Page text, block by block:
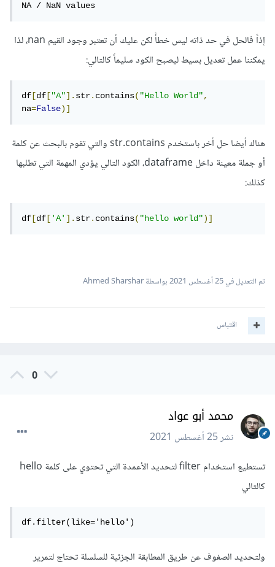
NA / NaN values
إذاً فالحل في حد ذاته ليس خطأً لكن عليك أن تعتبر وجود القيم nan، لذا
يمكننا عمل تعديل بسيط ليصبح الكود سليماً كالتالي:
df [df ["A"].str.contains("Hello World",
na=False)]
هناك أيضا حل أخر باستخدم str.contains والتي تقوم بالبحث عن كلمة
أو جملة معينة داخل dataframe، الكود التالي يؤدي المهمة التي تطلبها
كذلك:
df [df ['A'].str.contains("hello world")]
تم التعديل في25 أغسطس 2021 بواسطة Ahmed Sharshar
اقتباس
0
محمد أبو عواد
نشر25 أغسطس 2021
تستطيع استخدام filter لتحديد الأعمدة التي تحتوي على كلمة hello
كالتالي
df.filter(like='hello')
ولتحديد الصفوف عن طريق المطابقة الجزئية للسلسلة تحتاج لتمرير